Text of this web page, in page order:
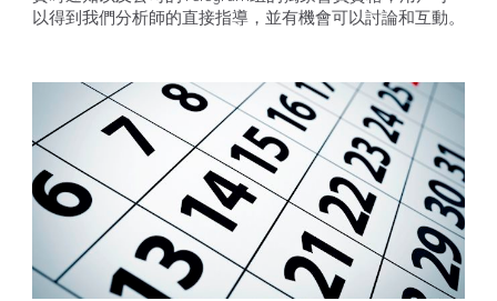
以得到我們分析師的直接指導，並有機會可以討論和互動。